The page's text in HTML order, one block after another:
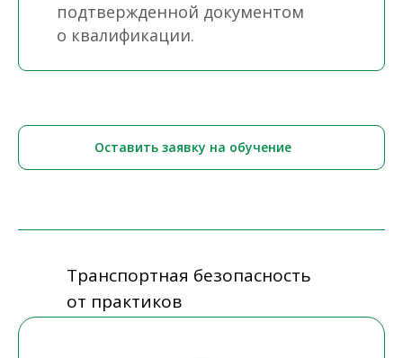
подтвержденной документом
о квалификации.
Оставить заявку на обучение
Транспортная безопасность
от практиков